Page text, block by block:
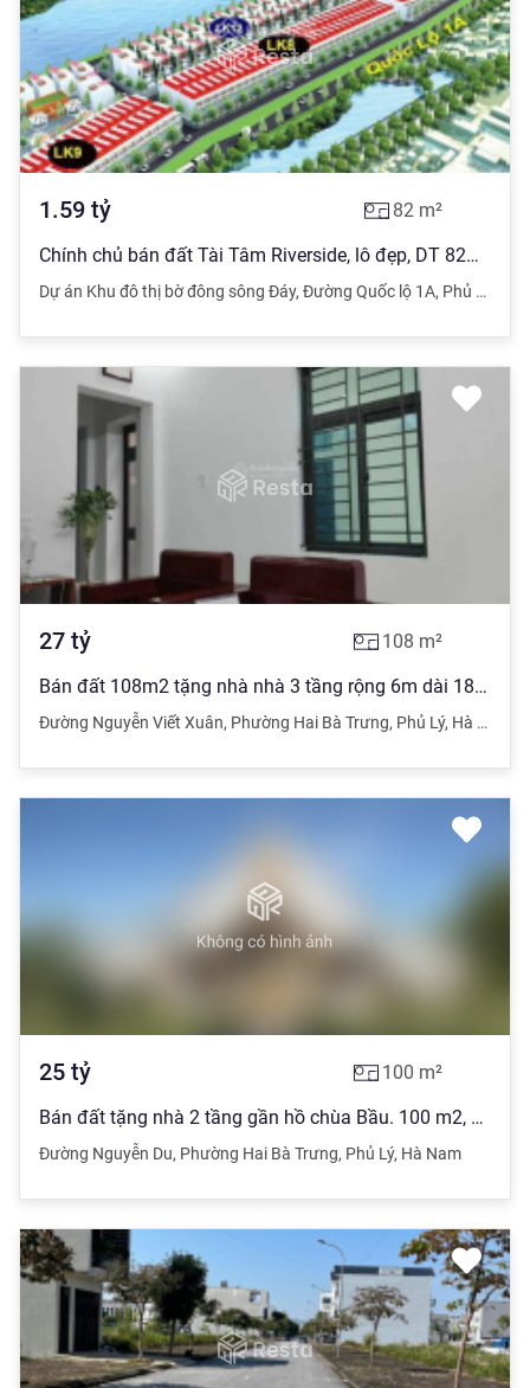
1.59 tỷ 82 m²
Chính chủ bán đất Tài Tâm Riverside, lô đẹp, DT 82m2 - Giá đầu tư
Dự án Khu đô thị bờ đông sông Đáy, Đường Quốc lộ 1A, Phủ Lý
27 tỷ 108 m²
Bán đất 108m2 tặng nhà nhà 3 tầng rộng 6m dài 18m 4PN 4NVS
Đường Nguyễn Viết Xuân, Phường Hai Bà Trưng, Phủ Lý, Hà Nam.
25 tỷ 100 m²
Bán đất tặng nhà 2 tầng gần hồ chùa Bầu. 100 m2, giá rẻ hơn so với thị trường
Đường Nguyễn Du, Phường Hai Bà Trưng, Phủ Lý, Hà Nam